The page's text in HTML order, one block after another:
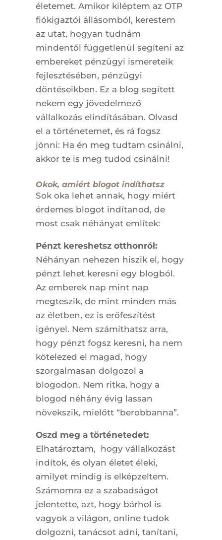
életemet. Amikor kiléptem az OTP
fiókigaztói állásomból, kerestem
az utat, hogyan tudnám
mindentől függetlenül segíteni az
embereket pénzügyi ismereteik
fejlesztésében, pénzügyi
döntéseikben. Ez a blog segített
nekem egy jövedelmező
vállalkozás elindításában. Olvasd
el a történetemet, és rá fogsz
jönni: Ha én meg tudtam csinálni,
akkor te is meg tudod csinálni!
Okok, amiért blogot indíthatsz
Sok oka lehet annak, hogy miért
érdemes blogot indítanod, de
most csak néhányat említek:
Pénzt kereshetsz otthonról:
Néhányan nehezen hiszik el, hogy
pénzt lehet keresni egy blogból.
Az emberek nap mint nap
megteszik, de mint minden más
az életben, ez is erőfeszítést
igényel. Nem számíthatsz arra,
hogy pénzt fogsz keresni, ha nem
kötelezed el magad, hogy
szorgalmasan dolgozol a
blogodon. Nem ritka, hogy a
blogod néhány évig lassan
növekszik, mielőtt “berobbanna”.
Oszd meg a történetedet:
Elhatároztam, hogy vállalkozást
indítok, és olyan életet éleki,
amilyet mindig is elképzeltem.
Számomra ez a szabadságot
jelentette, azt, hogy bárhol is
vagyok a világon, online tudok
dolgozni, tanácsot adni, tanítani,